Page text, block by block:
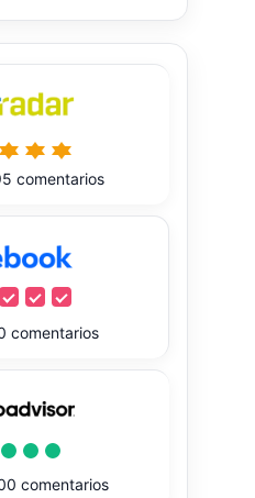
comentarios
comentarios
comentarios